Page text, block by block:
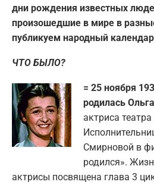
дни рождения известных
произошедшие в мире в
публикуем народный
ЧТО БЫЛО?
= 25 ноября
родилась
актриса
Смирновой в
родился».
актрисы посвящена глава 3